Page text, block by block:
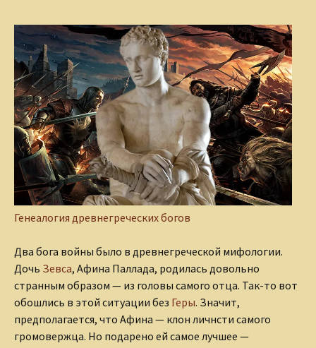
Генеалогия древнегреческих богов
Два бога войны было в древнегреческой мифологии.
Дочь Зевса, Афина Паллада, родилась довольно
странным образом — из головы самого отца. Так-то вот
обошлись в этой ситуации без Геры. Значит,
предполагается, что Афина — клон личнсти самого
громовержца. Но подарено ей самое лучшее —